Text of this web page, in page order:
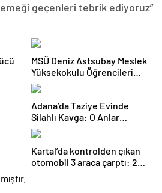
emeği geçenleri tebrik ediyoruz”
MSÜ Deniz Astsubay Meslek
Yüksekokulu Öğrencileri
Geleceğe Hazırlanıyor
Adana’da Taziye Evinde
Silahlı Kavga: O Anlar
Kamerada
Kartal’da kontrolden çıkan
otomobil 3 araca çarptı: 2